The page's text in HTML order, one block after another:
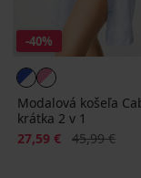
-40%
Modalová košeľa
krátka 2 v 1
Zľava
27,59 € Pôvodná cena
45,99 €